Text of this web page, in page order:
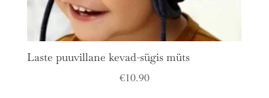
Laste puuvillane kevad-sügis müts
€10.90